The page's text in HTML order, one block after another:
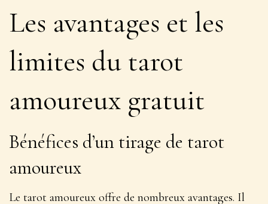
Les avantages et les
limites du tarot
amoureux gratuit
Bénéfices d’un tirage de tarot
amoureux
Le tarot amoureux offre de nombreux avantages. Il